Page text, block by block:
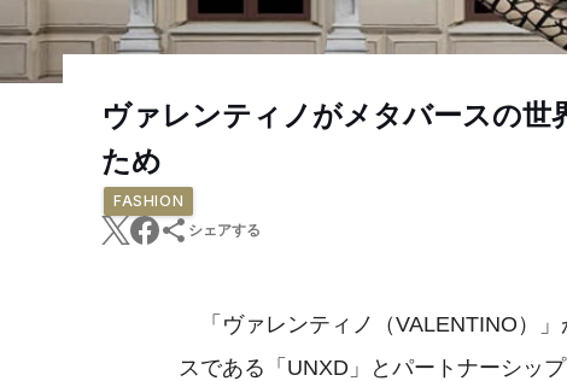
ヴァレンティノがメタバースの世
ため
FASHION
シェアする
「ヴァレンティノ（VALENTINO）
スである「UNXD」とパートナーシッ